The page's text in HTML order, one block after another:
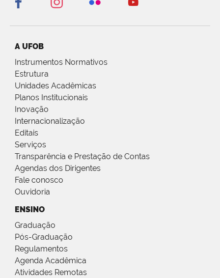
A UFOB
Instrumentos Normativos
Estrutura
Unidades Acadêmicas
Planos Institucionais
Inovação
Internacionalização
Editais
Serviços
Transparência e Prestação de Contas
Agendas dos Dirigentes
Fale conosco
Ouvidoria
ENSINO
Graduação
Pós-Graduação
Regulamentos
Agenda Acadêmica
Atividades Remotas